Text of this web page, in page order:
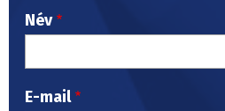
Név
E-mail